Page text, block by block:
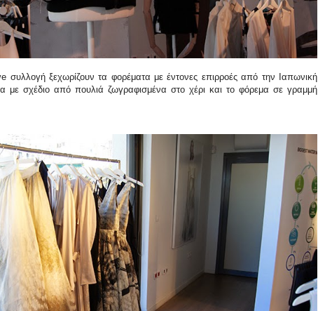
συλλογή ξεχωρίζουν τα φορέματα με έντονες επιρροές από την Ιαπωνική
με σχέδιο από πουλιά ζωγραφισμένα στο χέρι και το φόρεμα σε γραμμή